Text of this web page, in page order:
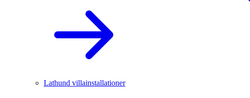
Lathund villainstallationer